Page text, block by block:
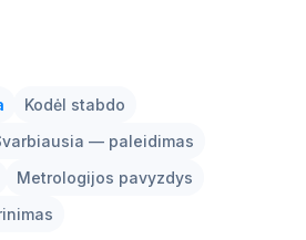
Kodėl stabdo
— paleidimas
Metrologijos pavyzdys